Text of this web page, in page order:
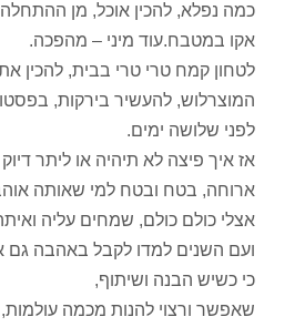
כמה נפלא, להכין אוכל, מן
אקו במטבח.עוד מיני – מהפכה.
לטחון קמח טרי טרי בבית, להכין
המוצרלוש, להעשיר בירקות,
לפני שלושה ימים.
אז איך פיצה לא תיהיה או ליתר
ארוחה, בטח ובטח למי שאותה
אצלי כולם כולם, שמחים עליה
ועם השנים למדו לקבל באהבה גם
כי כשיש הבנה ושיתוף,
שאפשר ורצוי להנות מכמה